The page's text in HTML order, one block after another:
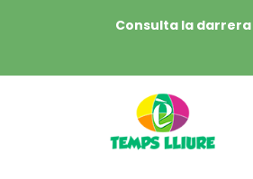
Consulta la